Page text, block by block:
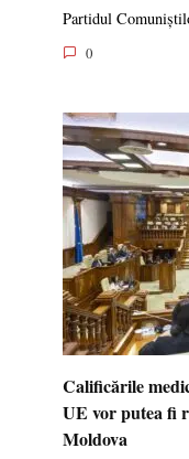
Partidul
0
Calificările
UE vor putea fi
Moldova